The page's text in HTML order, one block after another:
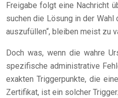
Freigabe folgt eine Nachricht
suchen die Lösung in der
auszufüllen“, bleiben meist zu
Doch was, wenn die wahre
spezifische administrative
exakten Triggerpunkte, die
Zertifikat, ist ein solcher Trigger.